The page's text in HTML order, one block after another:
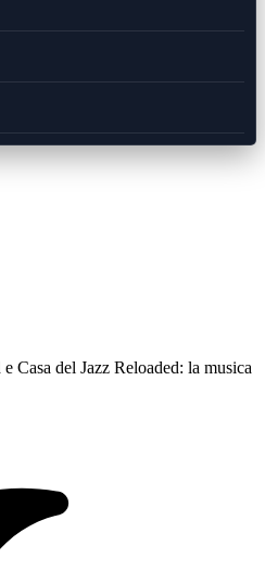
Casa del Jazz Reloaded: la musica